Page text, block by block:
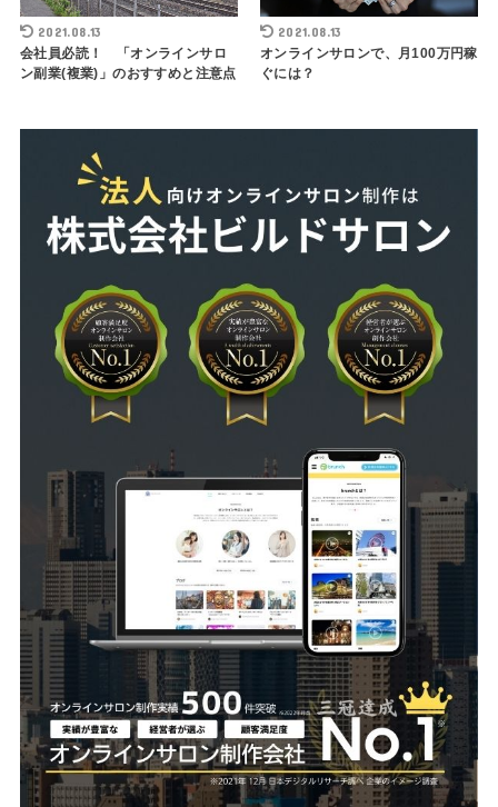
2021.08.13
会社員必読！ 「オンラインサロ
ン副業(複業)」のおすすめと注意点
2021.08.13
オンラインサロンで、月100万円稼
ぐには？